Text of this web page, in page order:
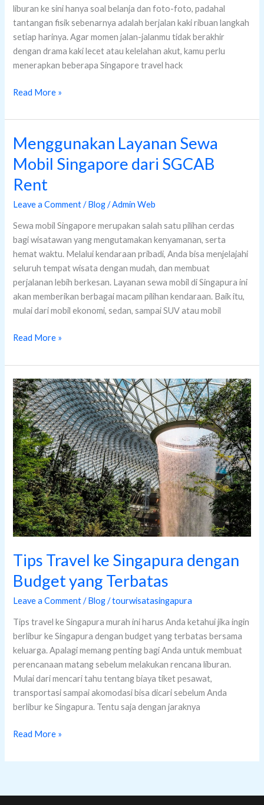
liburan ke sini hanya soal belanja dan foto-foto, padahal
tantangan fisik sebenarnya adalah berjalan kaki ribuan langkah
setiap harinya. Agar momen jalan-jalanmu tidak berakhir
dengan drama kaki lecet atau kelelahan akut, kamu perlu
menerapkan beberapa Singapore travel hack
Read More »
Menggunakan Layanan Sewa
Mobil Singapore dari SGCAB
Rent
Leave a Comment /Blog/Admin Web
Sewa mobil Singapore merupakan salah satu pilihan cerdas
bagi wisatawan yang mengutamakan kenyamanan, serta
hemat waktu. Melalui kendaraan pribadi, Anda bisa menjelajahi
seluruh tempat wisata dengan mudah, dan membuat
perjalanan lebih berkesan. Layanan sewa mobil di Singapura ini
akan memberikan berbagai macam pilihan kendaraan. Baik itu,
mulai dari mobil ekonomi, sedan, sampai SUV atau mobil
Menggunakan
Sewa
Mobil
dari
SGCAB
Rent
Read More »
Tips Travel ke Singapura dengan
Budget yang Terbatas
Leave a Comment /Blog/tourwisatasingapura
Tips travel ke Singapura murah ini harus Anda ketahui jika ingin
berlibur ke Singapura dengan budget yang terbatas bersama
keluarga. Apalagi memang penting bagi Anda untuk membuat
perencanaan matang sebelum melakukan rencana liburan.
Mulai dari mencari tahu tentang biaya tiket pesawat,
transportasi sampai akomodasi bisa dicari sebelum Anda
berlibur ke Singapura. Tentu saja dengan jaraknya
Tips
Travel
ke
Singapura
dengan
Budget
yang
Terbatas
Read More »